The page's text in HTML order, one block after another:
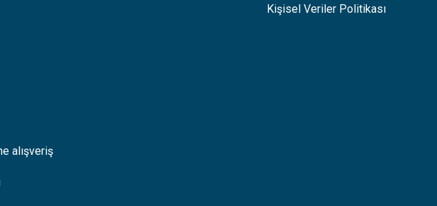
Kişisel Veriler Politikası
alışveriş